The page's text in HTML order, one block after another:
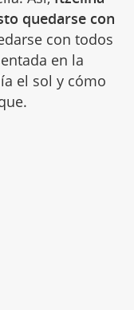
quedarse con
con todos
en la
el sol y cómo